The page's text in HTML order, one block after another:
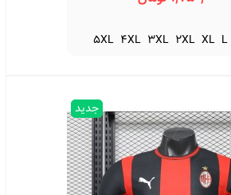
L
XL
2XL
3XL
4XL
5XL
جدید